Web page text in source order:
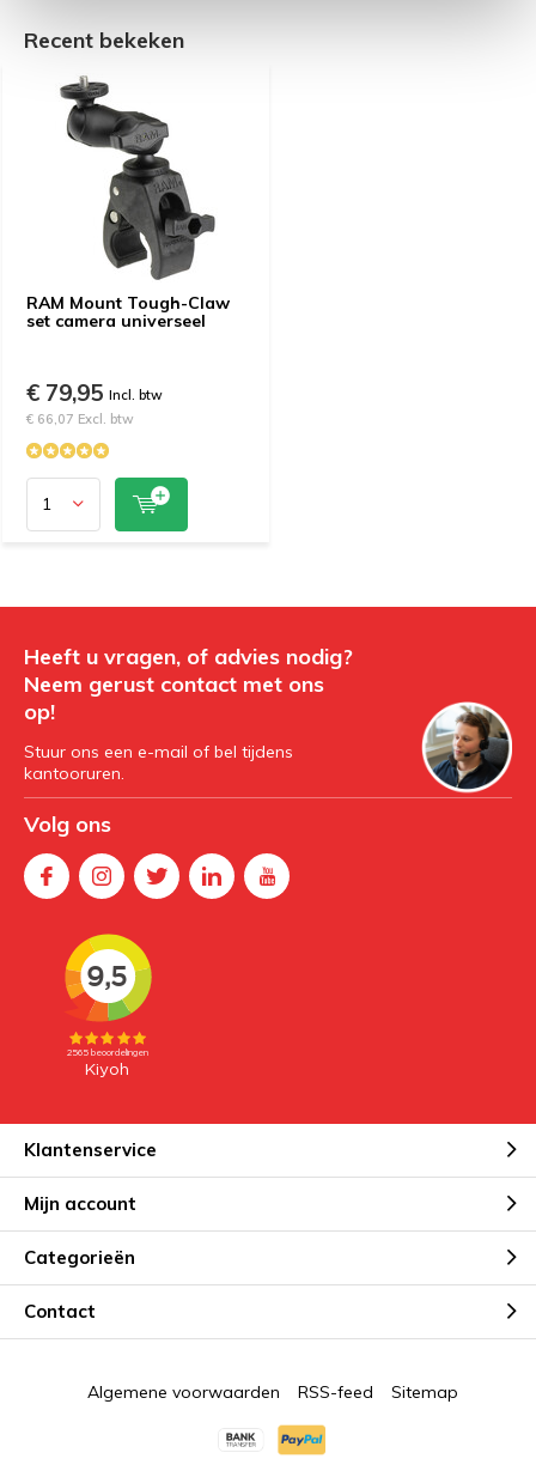
Recent bekeken
RAM Mount Tough-Claw
set camera universeel
€ 79,95 Incl. btw
€ 66,07 Excl. btw
Heeft u vragen, of advies nodig?
Neem gerust contact met ons
op!
Stuur ons een e-mail of bel tijdens
kantooruren.
Volg ons
Klantenservice
Mijn account
Categorieën
Contact
Algemene voorwaarden RSS-feed Sitemap